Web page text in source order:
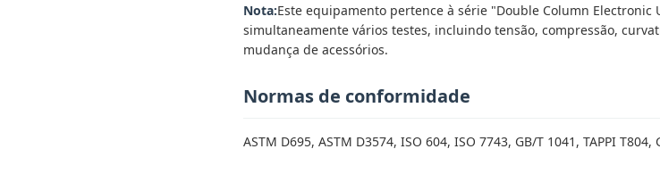
Nota:Este equipamento pertence à série "Double Column
simultaneamente vários testes, incluindo tensão, compressão,
mudança de acessórios.
Normas de conformidade
ASTM D695, ASTM D3574, ISO 604, ISO 7743, GB/T 1041, TAPPI